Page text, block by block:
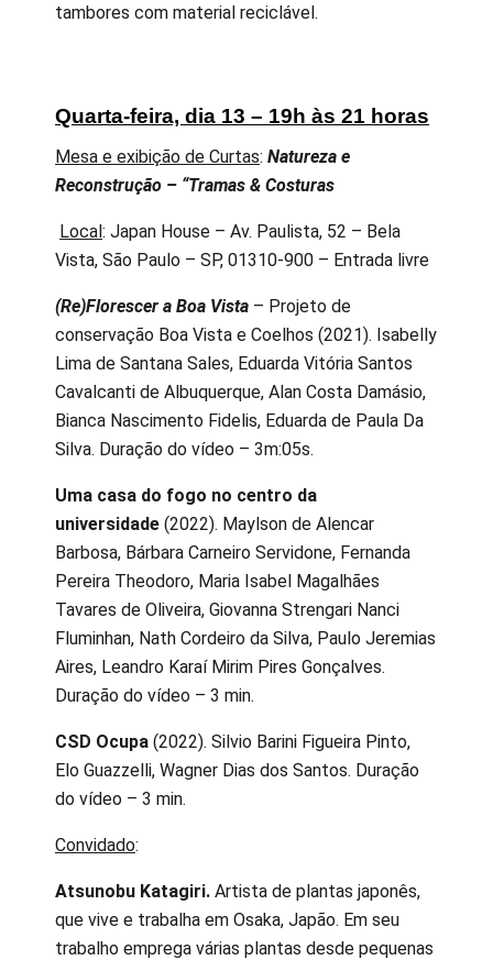
tambores com material reciclável.
Quarta-feira, dia 13 – 19h às 21 horas
Mesa e exibição de Curtas: Natureza e
Reconstrução – “Tramas & Costuras
Local: Japan House – Av. Paulista, 52 – Bela
Vista, São Paulo – SP, 01310-900 – Entrada livre
(Re)Florescer a Boa Vista – Projeto de
conservação Boa Vista e Coelhos (2021). Isabelly
Lima de Santana Sales, Eduarda Vitória Santos
Cavalcanti de Albuquerque, Alan Costa Damásio,
Bianca Nascimento Fidelis, Eduarda de Paula Da
Silva. Duração do vídeo – 3m:05s.
Uma casa do fogo no centro da
universidade (2022). Maylson de Alencar
Barbosa, Bárbara Carneiro Servidone, Fernanda
Pereira Theodoro, Maria Isabel Magalhães
Tavares de Oliveira, Giovanna Strengari Nanci
Fluminhan, Nath Cordeiro da Silva, Paulo Jeremias
Aires, Leandro Karaí Mirim Pires Gonçalves.
Duração do vídeo – 3 min.
CSD Ocupa (2022). Silvio Barini Figueira Pinto,
Elo Guazzelli, Wagner Dias dos Santos. Duração
do vídeo – 3 min.
Convidado:
Atsunobu Katagiri. Artista de plantas japonês,
que vive e trabalha em Osaka, Japão. Em seu
trabalho emprega várias plantas desde pequenas